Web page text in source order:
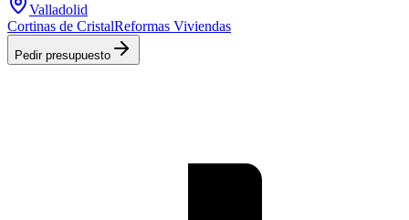
Valladolid
Cortinas de CristalReformas Viviendas
Pedir presupuesto